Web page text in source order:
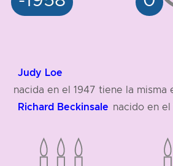
Judy Loe
nacida en el 1947 tiene la misma
Richard Beckinsale nacido en el